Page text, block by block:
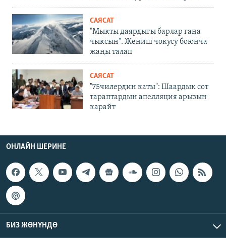
САЯСАТ
"Мыкты даярдыгы барлар гана
чыксын". Жеңиш чокусу боюнча
жаңы талап
САЯСАТ
"75чилердин каты": Шаардык сот
тараптардын апелляция арызын
карайт
ОНЛАЙН ШЕРИНЕ
БИЗ ЖӨНҮНДӨ